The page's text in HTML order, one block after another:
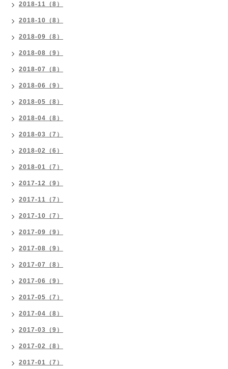
2018-11（8）
2018-10（8）
2018-09（8）
2018-08（9）
2018-07（8）
2018-06（9）
2018-05（8）
2018-04（8）
2018-03（7）
2018-02（6）
2018-01（7）
2017-12（9）
2017-11（7）
2017-10（7）
2017-09（9）
2017-08（9）
2017-07（8）
2017-06（9）
2017-05（7）
2017-04（8）
2017-03（9）
2017-02（8）
2017-01（7）